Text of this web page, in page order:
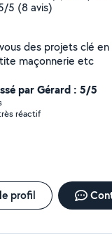
5 (8 avis)
des projets clé en main
maçonnerie etc
par Gérard : 5/5
réactif
profil